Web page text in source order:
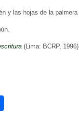
y las hojas de la palmera
(Lima: BCRP, 1996)